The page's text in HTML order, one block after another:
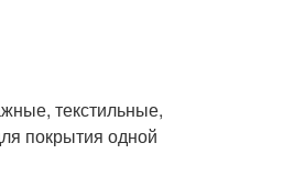
текстильные,
покрытия одной